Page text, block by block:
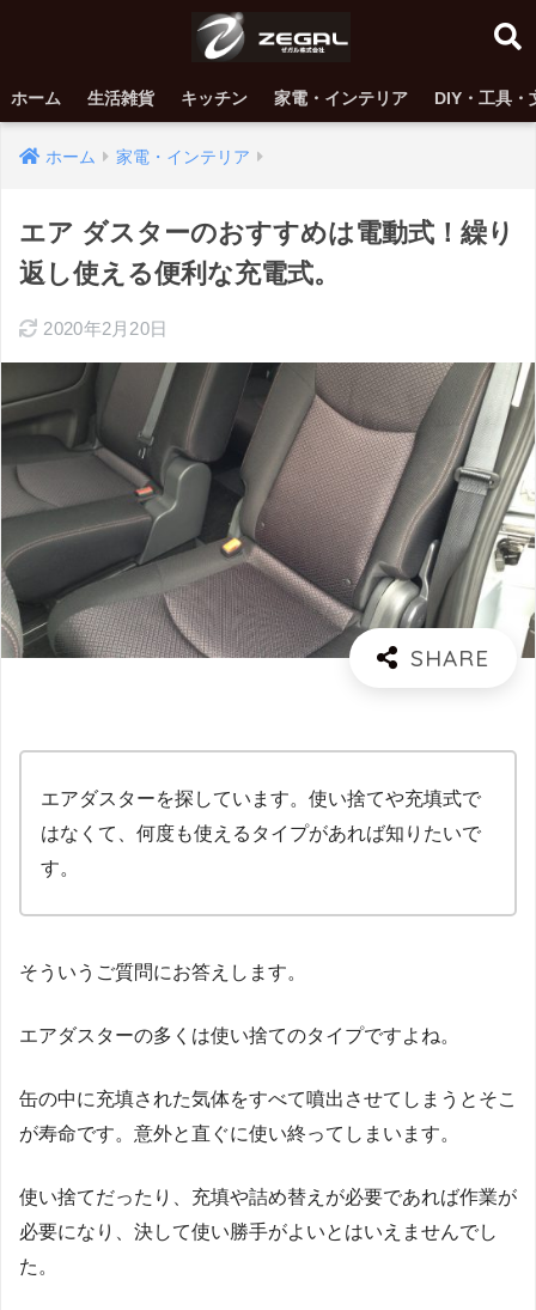
ホーム 生活雑貨 キッチン 家電・インテリア DIY・工具・
ホーム 家電・インテリア
エア ダスターのおすすめは電動式！繰り
返し使える便利な充電式。
2020年2月20日
エアダスターを探しています。使い捨てや充填式で
はなくて、何度も使えるタイプがあれば知りたいで
す。
そういうご質問にお答えします。
エアダスターの多くは使い捨てのタイプですよね。
缶の中に充填された気体をすべて噴出させてしまうとそこ
が寿命です。意外と直ぐに使い終ってしまいます。
使い捨てだったり、充填や詰め替えが必要であれば作業が
必要になり、決して使い勝手がよいとはいえませんでし
た。